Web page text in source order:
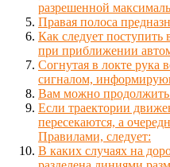
разрешенной
Правая полоса
Как следует поступить
при приближении
Согнутая в локте рука
сигналом,
Вам можно продолжить
Если траектории
пересекаются, а
Правилами, следует:
В каких случаях на